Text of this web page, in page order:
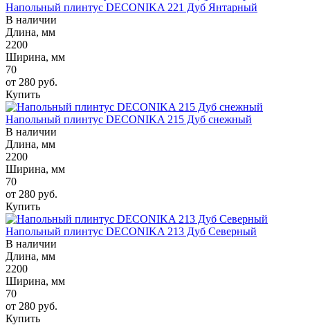
Напольный плинтус DECONIKA 221 Дуб Янтарный
В наличии
Длина, мм
2200
Ширина, мм
70
от 280 руб.
Купить
Напольный плинтус DECONIKA 215 Дуб снежный
В наличии
Длина, мм
2200
Ширина, мм
70
от 280 руб.
Купить
Напольный плинтус DECONIKA 213 Дуб Северный
В наличии
Длина, мм
2200
Ширина, мм
70
от 280 руб.
Купить